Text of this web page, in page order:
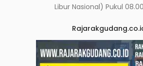
Libur Nasional) Pukul